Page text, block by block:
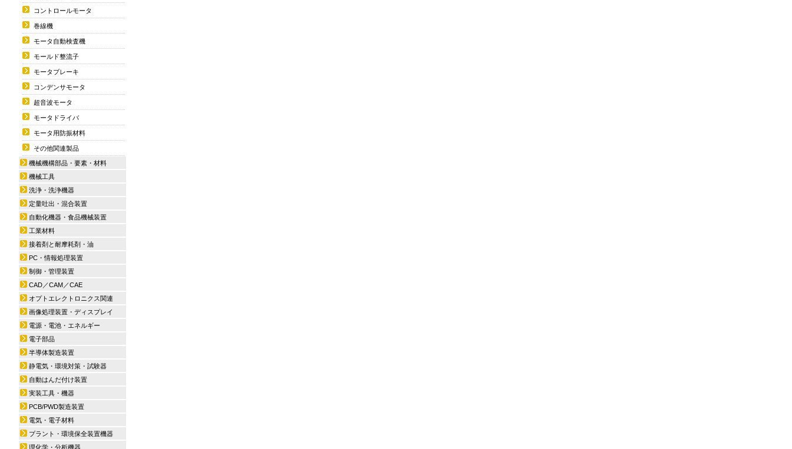
コントロールモータ
巻線機
モータ自動検査機
モールド整流子
モータブレーキ
コンデンサモータ
超音波モータ
モータドライバ
モータ用防振材料
その他関連製品
機械機構部品・要素・材料
機械工具
洗浄・洗浄機器
定量吐出・混合装置
自動化機器・食品機械装置
工業材料
接着剤と耐摩耗剤・油
PC・情報処理装置
制御・管理装置
CAD／CAM／CAE
オプトエレクトロニクス関連
画像処理装置・ディスプレイ
電源・電池・エネルギー
電子部品
半導体製造装置
静電気・環境対策・試験器
自動はんだ付け装置
実装工具・機器
PCB/PWD製造装置
電気・電子材料
プラント・環境保全装置機器
理化学・分析機器